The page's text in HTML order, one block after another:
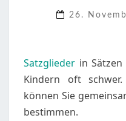
26.
Satzglieder in
Kindern oft
können Sie
bestimmen.